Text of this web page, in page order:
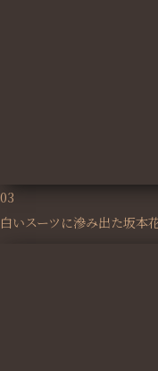
03
白いスーツに滲み出た坂本